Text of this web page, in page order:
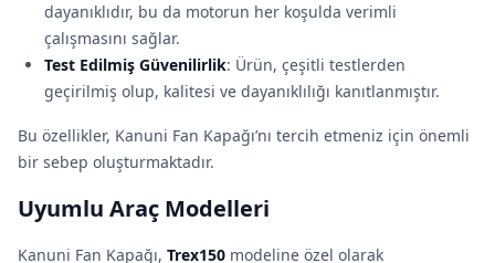
dayanıklıdır, bu da motorun her koşulda verimli
çalışmasını sağlar.
Test Edilmiş Güvenilirlik: Ürün, çeşitli testlerden
geçirilmiş olup, kalitesi ve dayanıklılığı kanıtlanmıştır.
Bu özellikler, Kanuni Fan Kapağı’nı tercih etmeniz için önemli
bir sebep oluşturmaktadır.
Uyumlu Araç Modelleri
Kanuni Fan Kapağı, Trex150 modeline özel olarak